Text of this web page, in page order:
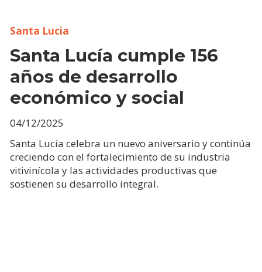
Santa Lucía cumple 156
años de desarrollo
económico y social
Santa Lucía celebra un nuevo aniversario y continúa
creciendo con el fortalecimiento de su industria
vitivinícola y las actividades productivas que
sostienen su desarrollo integral.
Santa Lucia
04/12/2025